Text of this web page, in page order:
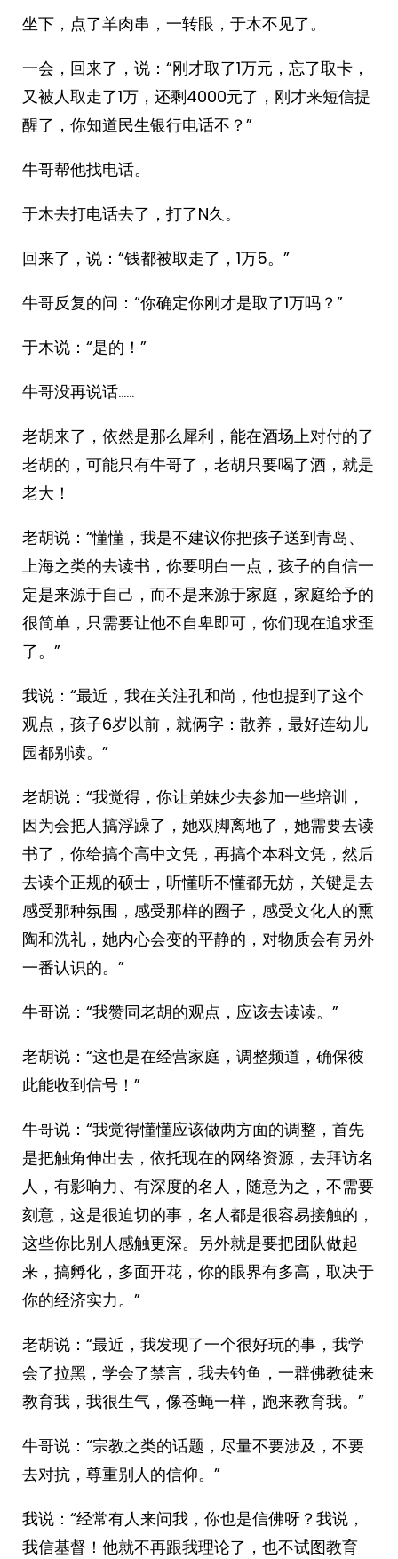
坐下，点了羊肉串，一转眼，于木不见了。
一会，回来了，说：“刚才取了1万元，忘了取卡，
又被人取走了1万，还剩4000元了，刚才来短信提
醒了，你知道民生银行电话不？”
牛哥帮他找电话。
于木去打电话去了，打了N久。
回来了，说：“钱都被取走了，1万5。”
牛哥反复的问：“你确定你刚才是取了1万吗？”
于木说：“是的！”
牛哥没再说话……
老胡来了，依然是那么犀利，能在酒场上对付的了
老胡的，可能只有牛哥了，老胡只要喝了酒，就是
老大！
老胡说：“懂懂，我是不建议你把孩子送到青岛、
上海之类的去读书，你要明白一点，孩子的自信一
定是来源于自己，而不是来源于家庭，家庭给予的
很简单，只需要让他不自卑即可，你们现在追求歪
了。”
我说：“最近，我在关注孔和尚，他也提到了这个
观点，孩子6岁以前，就俩字：散养，最好连幼儿
园都别读。”
老胡说：“我觉得，你让弟妹少去参加一些培训，
因为会把人搞浮躁了，她双脚离地了，她需要去读
书了，你给搞个高中文凭，再搞个本科文凭，然后
去读个正规的硕士，听懂听不懂都无妨，关键是去
感受那种氛围，感受那样的圈子，感受文化人的熏
陶和洗礼，她内心会变的平静的，对物质会有另外
一番认识的。”
牛哥说：“我赞同老胡的观点，应该去读读。”
老胡说：“这也是在经营家庭，调整频道，确保彼
此能收到信号！”
牛哥说：“我觉得懂懂应该做两方面的调整，首先
是把触角伸出去，依托现在的网络资源，去拜访名
人，有影响力、有深度的名人，随意为之，不需要
刻意，这是很迫切的事，名人都是很容易接触的，
这些你比别人感触更深。另外就是要把团队做起
来，搞孵化，多面开花，你的眼界有多高，取决于
你的经济实力。”
老胡说：“最近，我发现了一个很好玩的事，我学
会了拉黑，学会了禁言，我去钓鱼，一群佛教徒来
教育我，我很生气，像苍蝇一样，跑来教育我。”
牛哥说：“宗教之类的话题，尽量不要涉及，不要
去对抗，尊重别人的信仰。”
我说：“经常有人来问我，你也是信佛呀？我说，
我信基督！他就不再跟我理论了，也不试图教育